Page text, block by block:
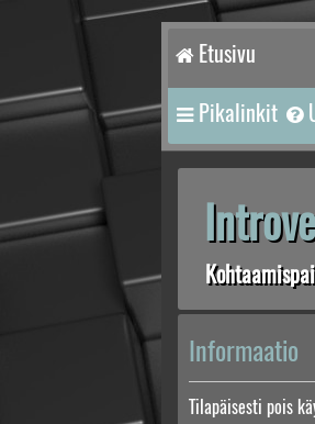
Etusivu
Pikalinkit
Informaatio
Tilapäisesti pois